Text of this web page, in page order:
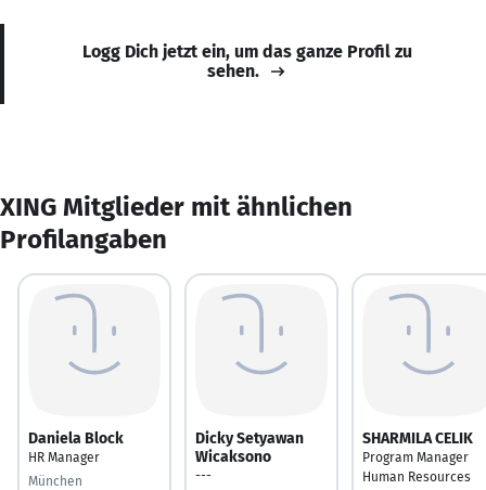
Logg Dich jetzt ein, um das ganze Profil zu
sehen.
XING Mitglieder mit ähnlichen
Profilangaben
Daniela Block
HR Manager
München
Dicky Setyawan
Wicaksono
---
SHARMILA CELIK
Program Manager
Human Resources